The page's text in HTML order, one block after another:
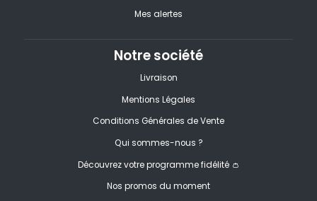
Mes alertes
Notre société
Livraison
Mentions Légales
Conditions Générales de Vente
Qui sommes-nous ?
Découvrez votre programme fidélité 👛
Nos promos du moment